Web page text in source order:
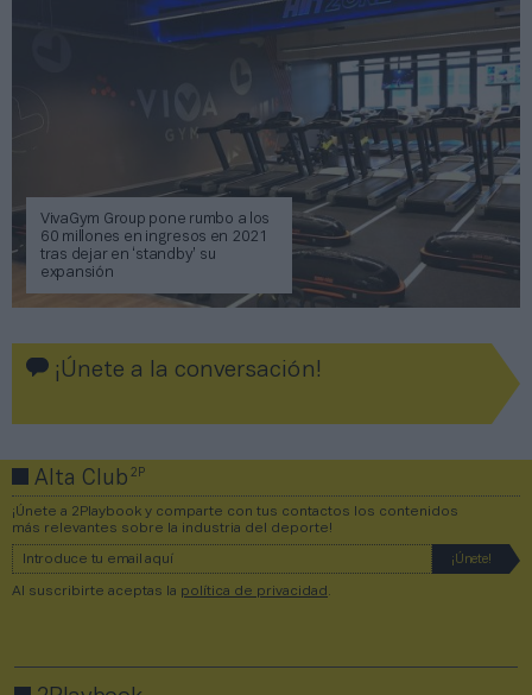
VivaGym Group pone rumbo a los
60 millones en ingresos en 2021
tras dejar en ‘standby’ su
expansión
¡Únete a la conversación!
Alta Club2P
¡Únete a 2Playbook y comparte con tus contactos los contenidos
más relevantes sobre la industria del deporte!
Al suscribirte aceptas la política de privacidad